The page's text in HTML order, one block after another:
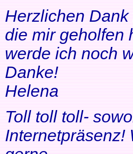
Herzlichen
die mir geholfen
werde ich noch
Danke!
Helena
Toll toll toll-
Internetpräsenz!